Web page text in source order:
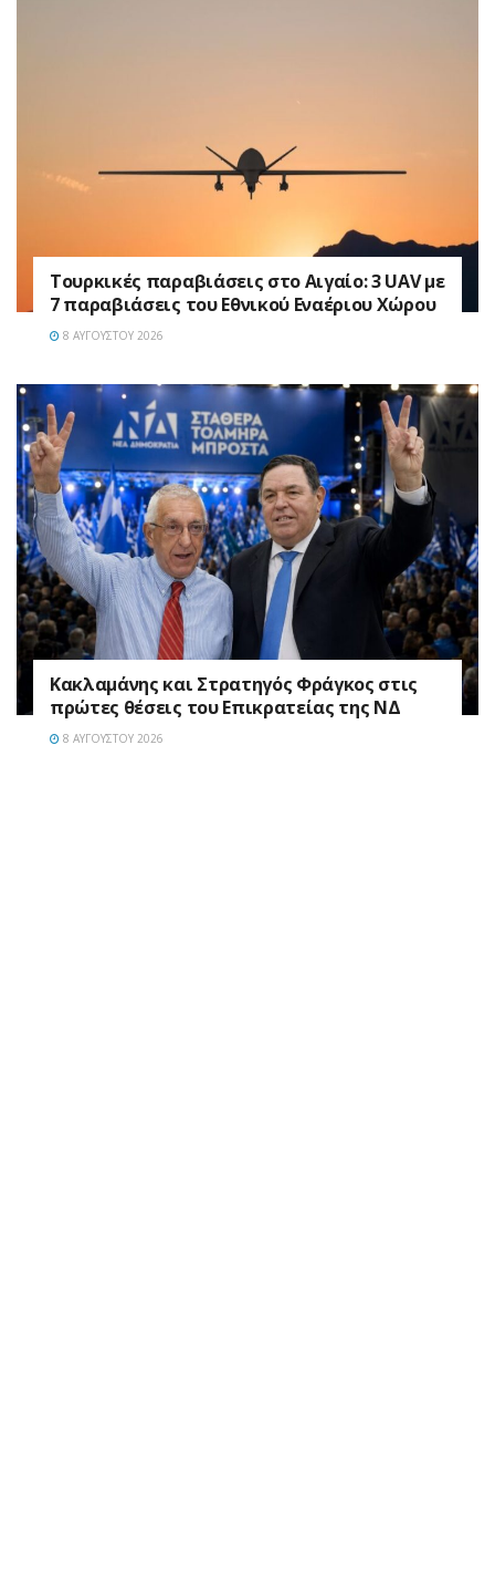
Τουρκικές παραβιάσεις στο Αιγαίο: 3 UAV με
7 παραβιάσεις του Εθνικού Εναέριου Χώρου
8 ΑΥΓΟΎΣΤΟΥ 2026
Κακλαμάνης και Στρατηγός Φράγκος στις
πρώτες θέσεις του Επικρατείας της ΝΔ
8 ΑΥΓΟΎΣΤΟΥ 2026